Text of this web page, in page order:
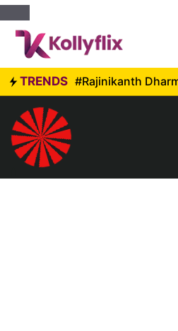
Skip
content
TRENDS #Rajinikanth